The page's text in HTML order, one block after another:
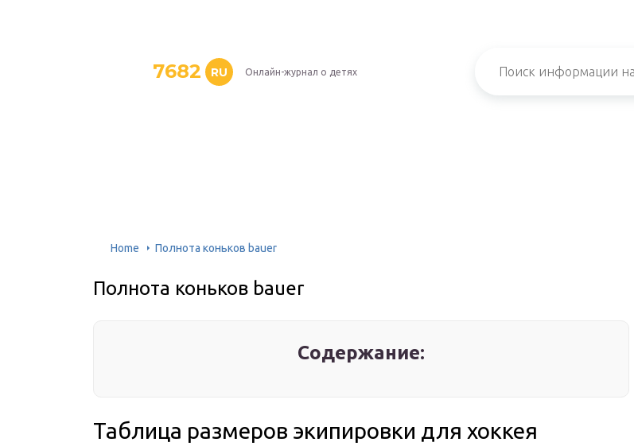
7682 RU Онлайн-журнал о детях
Home Полнота коньков bauer
Полнота коньков bauer
Содержание:
Таблица размеров экипировки для хоккея